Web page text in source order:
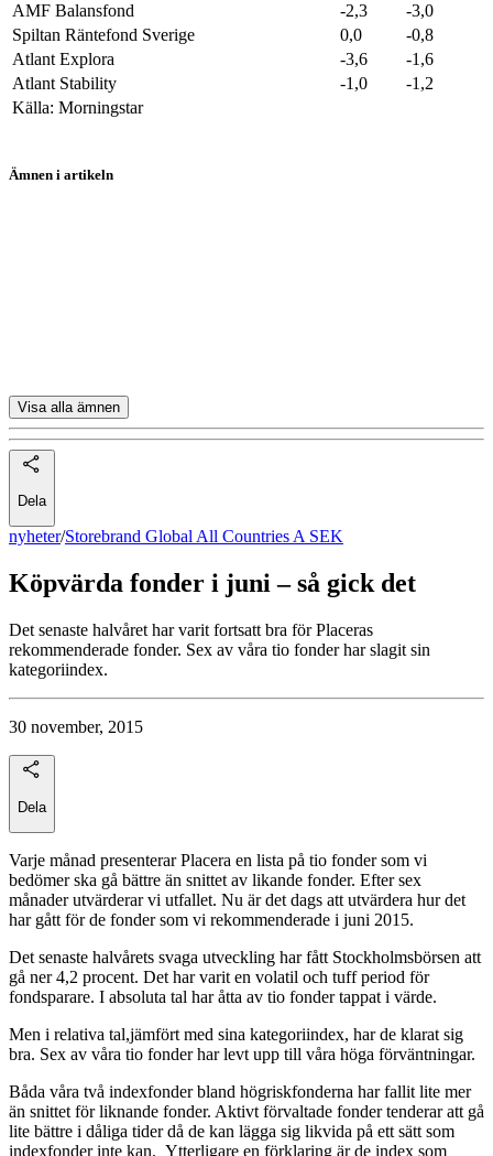
AMF Balansfond
-2,3
-3,0
Spiltan Räntefond Sverige
0,0
-0,8
Atlant Explora
-3,6
-1,6
Atlant Stability
-1,0
-1,2
Källa: Morningstar
Ämnen i artikeln
Visa alla ämnen
Dela
nyheter/Storebrand Global All Countries A SEK
Köpvärda fonder i juni – så gick det
Det senaste halvåret har varit fortsatt bra för Placeras
rekommenderade fonder. Sex av våra tio fonder har slagit sin
kategoriindex.
30 november, 2015
Dela
Varje månad presenterar Placera en lista på tio fonder som vi
bedömer ska gå bättre än snittet av likande fonder. Efter sex
månader utvärderar vi utfallet. Nu är det dags att utvärdera hur det
har gått för de fonder som vi rekommenderade i juni 2015.
Det senaste halvårets svaga utveckling har fått Stockholmsbörsen att
gå ner 4,2 procent. Det har varit en volatil och tuff period för
fondsparare. I absoluta tal har åtta av tio fonder tappat i värde.
Men i relativa tal,jämfört med sina kategoriindex, har de klarat sig
bra. Sex av våra tio fonder har levt upp till våra höga förväntningar.
Båda våra två indexfonder bland högriskfonderna har fallit lite mer
än snittet för liknande fonder. Aktivt förvaltade fonder tenderar att gå
lite bättre i dåliga tider då de kan lägga sig likvida på ett sätt som
indexfonder inte kan. Ytterligare en förklaring är de index som